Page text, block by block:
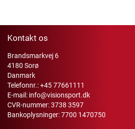
Kontakt os
Brandsmarkvej 6
4180 Sorø
Danmark
Telefonnr.:+45 77661111
E-mail: info@visionsport.dk
CVR-nummer: 3738 3597
Bankoplysninger: 7700 1470750